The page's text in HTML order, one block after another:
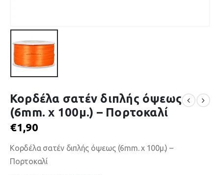
Κορδέλα σατέν διπλής όψεως
(6mm. x 100μ.) – Πορτοκαλί
€1,90
Κορδέλα σατέν διπλής όψεως (6mm. x 100μ.) –
Πορτοκαλί